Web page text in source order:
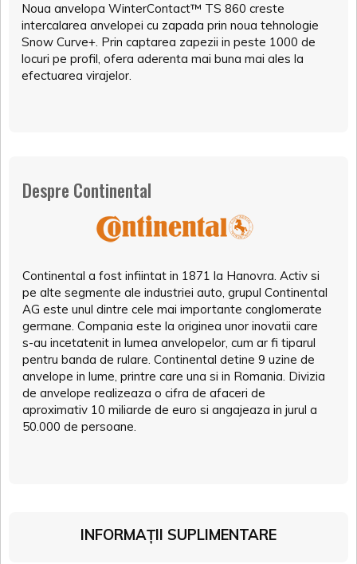
Noua anvelopa WinterContact™ TS 860 creste
intercalarea anvelopei cu zapada prin noua tehnologie
Snow Curve+. Prin captarea zapezii in peste 1000 de
locuri pe profil, ofera aderenta mai buna mai ales la
efectuarea virajelor.
Despre Continental
Continental a fost infiintat in 1871 la Hanovra. Activ si
pe alte segmente ale industriei auto, grupul Continental
AG este unul dintre cele mai importante conglomerate
germane. Compania este la originea unor inovatii care
s-au incetatenit in lumea anvelopelor, cum ar fi tiparul
pentru banda de rulare. Continental detine 9 uzine de
anvelope in lume, printre care una si in Romania. Divizia
de anvelope realizeaza o cifra de afaceri de
aproximativ 10 miliarde de euro si angajeaza in jurul a
50.000 de persoane.
INFORMAȚII SUPLIMENTARE